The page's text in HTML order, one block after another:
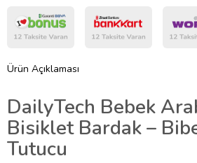
Ürün Açıklaması
DailyTech Bebek
Bisiklet Bardak –
Tutucu